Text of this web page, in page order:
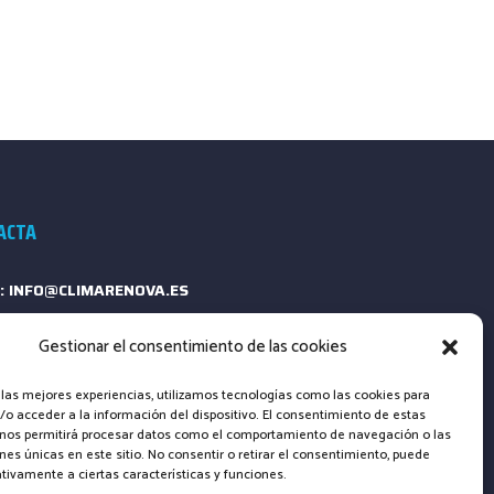
Gestionar el consentimiento de las cookies
mejores experiencias, utilizamos tecnologías como las cookies para
acceder a la información del dispositivo. El consentimiento de estas
permitirá procesar datos como el comportamiento de navegación o las
únicas en este sitio. No consentir o retirar el consentimiento, puede
a ciertas características y funciones.
INFO@CLIMARENOVA.ES
+34 661 23 13 64